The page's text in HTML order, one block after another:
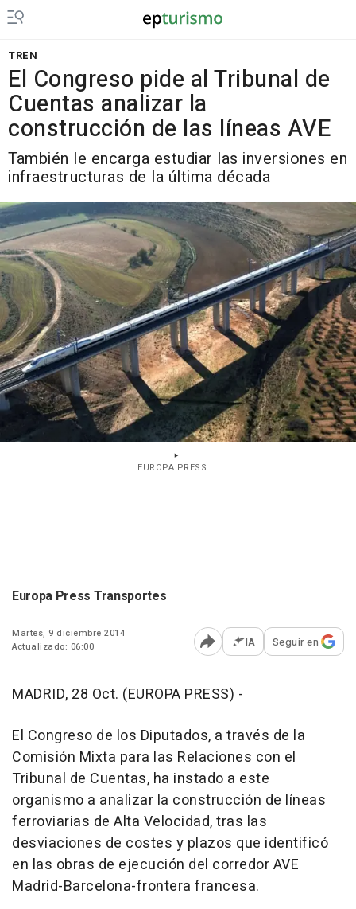
TREN
El Congreso pide al Tribunal de
Cuentas analizar la
construcción de las líneas AVE
También le encarga estudiar las inversiones en
infraestructuras de la última década
EUROPA PRESS
Europa Press Transportes
Martes, 9 diciembre 2014
Actualizado: 06:00
Abrir opciones para
IA Seguir en
MADRID, 28 Oct. (EUROPA PRESS) -
El Congreso de los Diputados, a través de la
Comisión Mixta para las Relaciones con el
Tribunal de Cuentas, ha instado a este
organismo a analizar la construcción de líneas
ferroviarias de Alta Velocidad, tras las
desviaciones de costes y plazos que identificó
en las obras de ejecución del corredor AVE
Madrid-Barcelona-frontera francesa.